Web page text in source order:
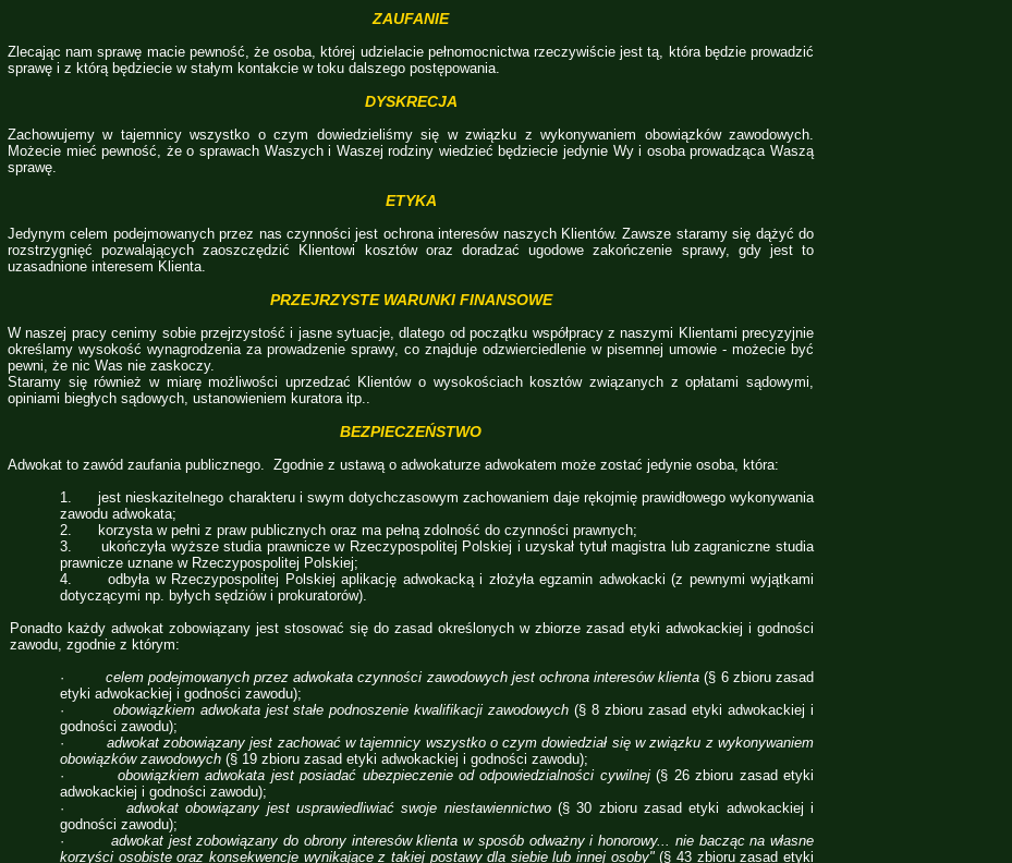
ZAUFANIE
Zlecając nam sprawę macie pewność, że osoba, której udzielacie pełnomocnictwa rzeczywiście jest tą, która będzie prowadzić
sprawę i z którą będziecie w stałym kontakcie w toku dalszego postępowania.
DYSKRECJA
Zachowujemy w tajemnicy wszystko o czym dowiedzieliśmy się w związku z wykonywaniem obowiązków zawodowych.
Możecie mieć pewność, że o sprawach Waszych i Waszej rodziny wiedzieć będziecie jedynie Wy i osoba prowadząca Waszą
sprawę.
ETYKA
Jedynym celem podejmowanych przez nas czynności jest ochrona interesów naszych Klientów. Zawsze staramy się dążyć do
rozstrzygnięć pozwalających zaoszczędzić Klientowi kosztów oraz doradzać ugodowe zakończenie sprawy, gdy jest to
uzasadnione interesem Klienta.
PRZEJRZYSTE WARUNKI FINANSOWE
W naszej pracy cenimy sobie przejrzystość i jasne sytuacje, dlatego od początku współpracy z naszymi Klientami precyzyjnie
określamy wysokość wynagrodzenia za prowadzenie sprawy, co znajduje odzwierciedlenie w pisemnej umowie - możecie być
pewni, że nic Was nie zaskoczy.
Staramy się również w miarę możliwości uprzedzać Klientów o wysokościach kosztów związanych z opłatami sądowymi,
opiniami biegłych sądowych, ustanowieniem kuratora itp..
BEZPIECZEŃSTWO
Adwokat to zawód zaufania publicznego. Zgodnie z ustawą o adwokaturze adwokatem może zostać jedynie osoba, która:
1. jest nieskazitelnego charakteru i swym dotychczasowym zachowaniem daje rękojmię prawidłowego wykonywania
zawodu adwokata;
2. korzysta w pełni z praw publicznych oraz ma pełną zdolność do czynności prawnych;
3. ukończyła wyższe studia prawnicze w Rzeczypospolitej Polskiej i uzyskał tytuł magistra lub zagraniczne studia
prawnicze uznane w Rzeczypospolitej Polskiej;
4. odbyła w Rzeczypospolitej Polskiej aplikację adwokacką i złożyła egzamin adwokacki (z pewnymi wyjątkami
dotyczącymi np. byłych sędziów i prokuratorów).
Ponadto każdy adwokat zobowiązany jest stosować się do zasad określonych w zbiorze zasad etyki adwokackiej i godności
zawodu, zgodnie z którym:
· celem podejmowanych przez adwokata czynności zawodowych jest ochrona interesów klienta(§ 6 zbioru zasad
etyki adwokackiej i godności zawodu);
· obowiązkiem adwokata jest stałe podnoszenie kwalifikacji zawodowych(§ 8 zbioru zasad etyki adwokackiej i
godności zawodu);
· adwokat zobowiązany jest zachować w tajemnicy wszystko o czym dowiedział się w związku z wykonywaniem
obowiązków zawodowych (§ 19 zbioru zasad etyki adwokackiej i godności zawodu);
· obowiązkiem adwokata jest posiadać ubezpieczenie od odpowiedzialności cywilnej(§ 26 zbioru zasad etyki
adwokackiej i godności zawodu);
· adwokat obowiązany jest usprawiedliwiać swoje niestawiennictwo (§ 30 zbioru zasad etyki adwokackiej i
godności zawodu);
· adwokat jest zobowiązany do obrony interesów klienta w sposób odważny i honorowy... nie bacząc na własne
korzyści osobiste oraz konsekwencje wynikające z takiej postawy dla siebie lub innej osoby"(§ 43 zbioru zasad etyki